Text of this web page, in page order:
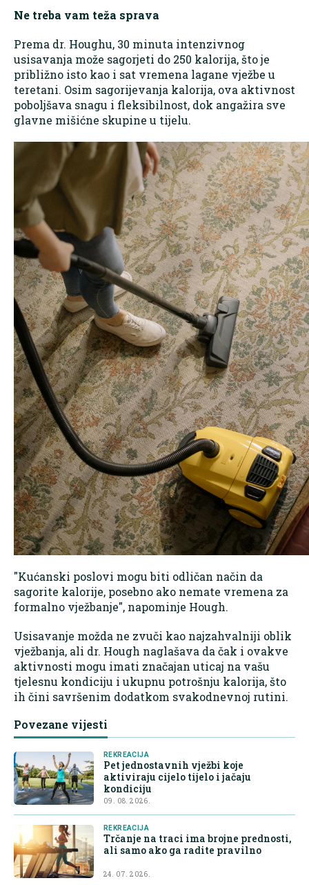
Ne treba vam teža sprava
Prema dr. Houghu, 30 minuta intenzivnog
usisavanja može sagorjeti do 250 kalorija, što je
približno isto kao i sat vremena lagane vježbe u
teretani. Osim sagorijevanja kalorija, ova aktivnost
poboljšava snagu i fleksibilnost, dok angažira sve
glavne mišićne skupine u tijelu.
"Kućanski poslovi mogu biti odličan način da
sagorite kalorije, posebno ako nemate vremena za
formalno vježbanje", napominje Hough.
Usisavanje možda ne zvuči kao najzahvalniji oblik
vježbanja, ali dr. Hough naglašava da čak i ovakve
aktivnosti mogu imati značajan uticaj na vašu
tjelesnu kondiciju i ukupnu potrošnju kalorija, što
ih čini savršenim dodatkom svakodnevnoj rutini.
Povezane vijesti
REKREACIJA
Pet jednostavnih vježbi koje
aktiviraju cijelo tijelo i jačaju
kondiciju
09. 08. 2026.
REKREACIJA
Trčanje na traci ima brojne prednosti,
ali samo ako ga radite pravilno
24. 07. 2026.